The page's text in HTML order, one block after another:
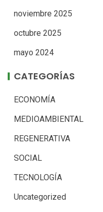
noviembre 2025
octubre 2025
mayo 2024
CATEGORÍAS
ECONOMÍA
MEDIOAMBIENTAL
REGENERATIVA
SOCIAL
TECNOLOGÍA
Uncategorized